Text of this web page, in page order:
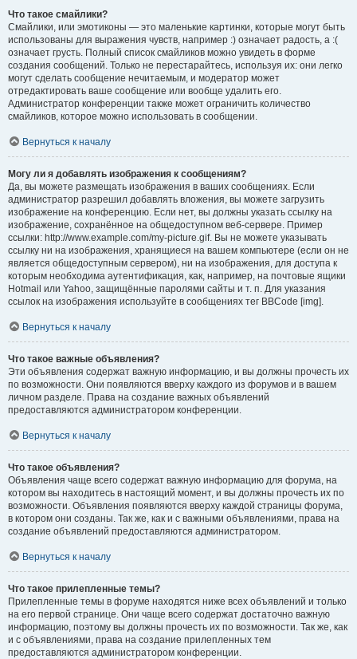
Что такое смайлики?
Смайлики, или эмотиконы — это маленькие картинки, которые могут быть
использованы для выражения чувств, например :) означает радость, а :(
означает грусть. Полный список смайликов можно увидеть в форме
создания сообщений. Только не перестарайтесь, используя их: они легко
могут сделать сообщение нечитаемым, и модератор может
отредактировать ваше сообщение или вообще удалить его.
Администратор конференции также может ограничить количество
смайликов, которое можно использовать в сообщении.
Вернуться к началу
Могу ли я добавлять изображения к сообщениям?
Да, вы можете размещать изображения в ваших сообщениях. Если
администратор разрешил добавлять вложения, вы можете загрузить
изображение на конференцию. Если нет, вы должны указать ссылку на
изображение, сохранённое на общедоступном веб-сервере. Пример
ссылки: http://www.example.com/my-picture.gif. Вы не можете указывать
ссылку ни на изображения, хранящиеся на вашем компьютере (если он не
является общедоступным сервером), ни на изображения, для доступа к
которым необходима аутентификация, как, например, на почтовые ящики
Hotmail или Yahoo, защищённые паролями сайты и т. п. Для указания
ссылок на изображения используйте в сообщениях тег BBCode [img].
Вернуться к началу
Что такое важные объявления?
Эти объявления содержат важную информацию, и вы должны прочесть их
по возможности. Они появляются вверху каждого из форумов и в вашем
личном разделе. Права на создание важных объявлений
предоставляются администратором конференции.
Вернуться к началу
Что такое объявления?
Объявления чаще всего содержат важную информацию для форума, на
котором вы находитесь в настоящий момент, и вы должны прочесть их по
возможности. Объявления появляются вверху каждой страницы форума,
в котором они созданы. Так же, как и с важными объявлениями, права на
создание объявлений предоставляются администратором.
Вернуться к началу
Что такое прилепленные темы?
Прилепленные темы в форуме находятся ниже всех объявлений и только
на его первой странице. Они чаще всего содержат достаточно важную
информацию, поэтому вы должны прочесть их по возможности. Так же, как
и с объявлениями, права на создание прилепленных тем
предоставляются администратором конференции.